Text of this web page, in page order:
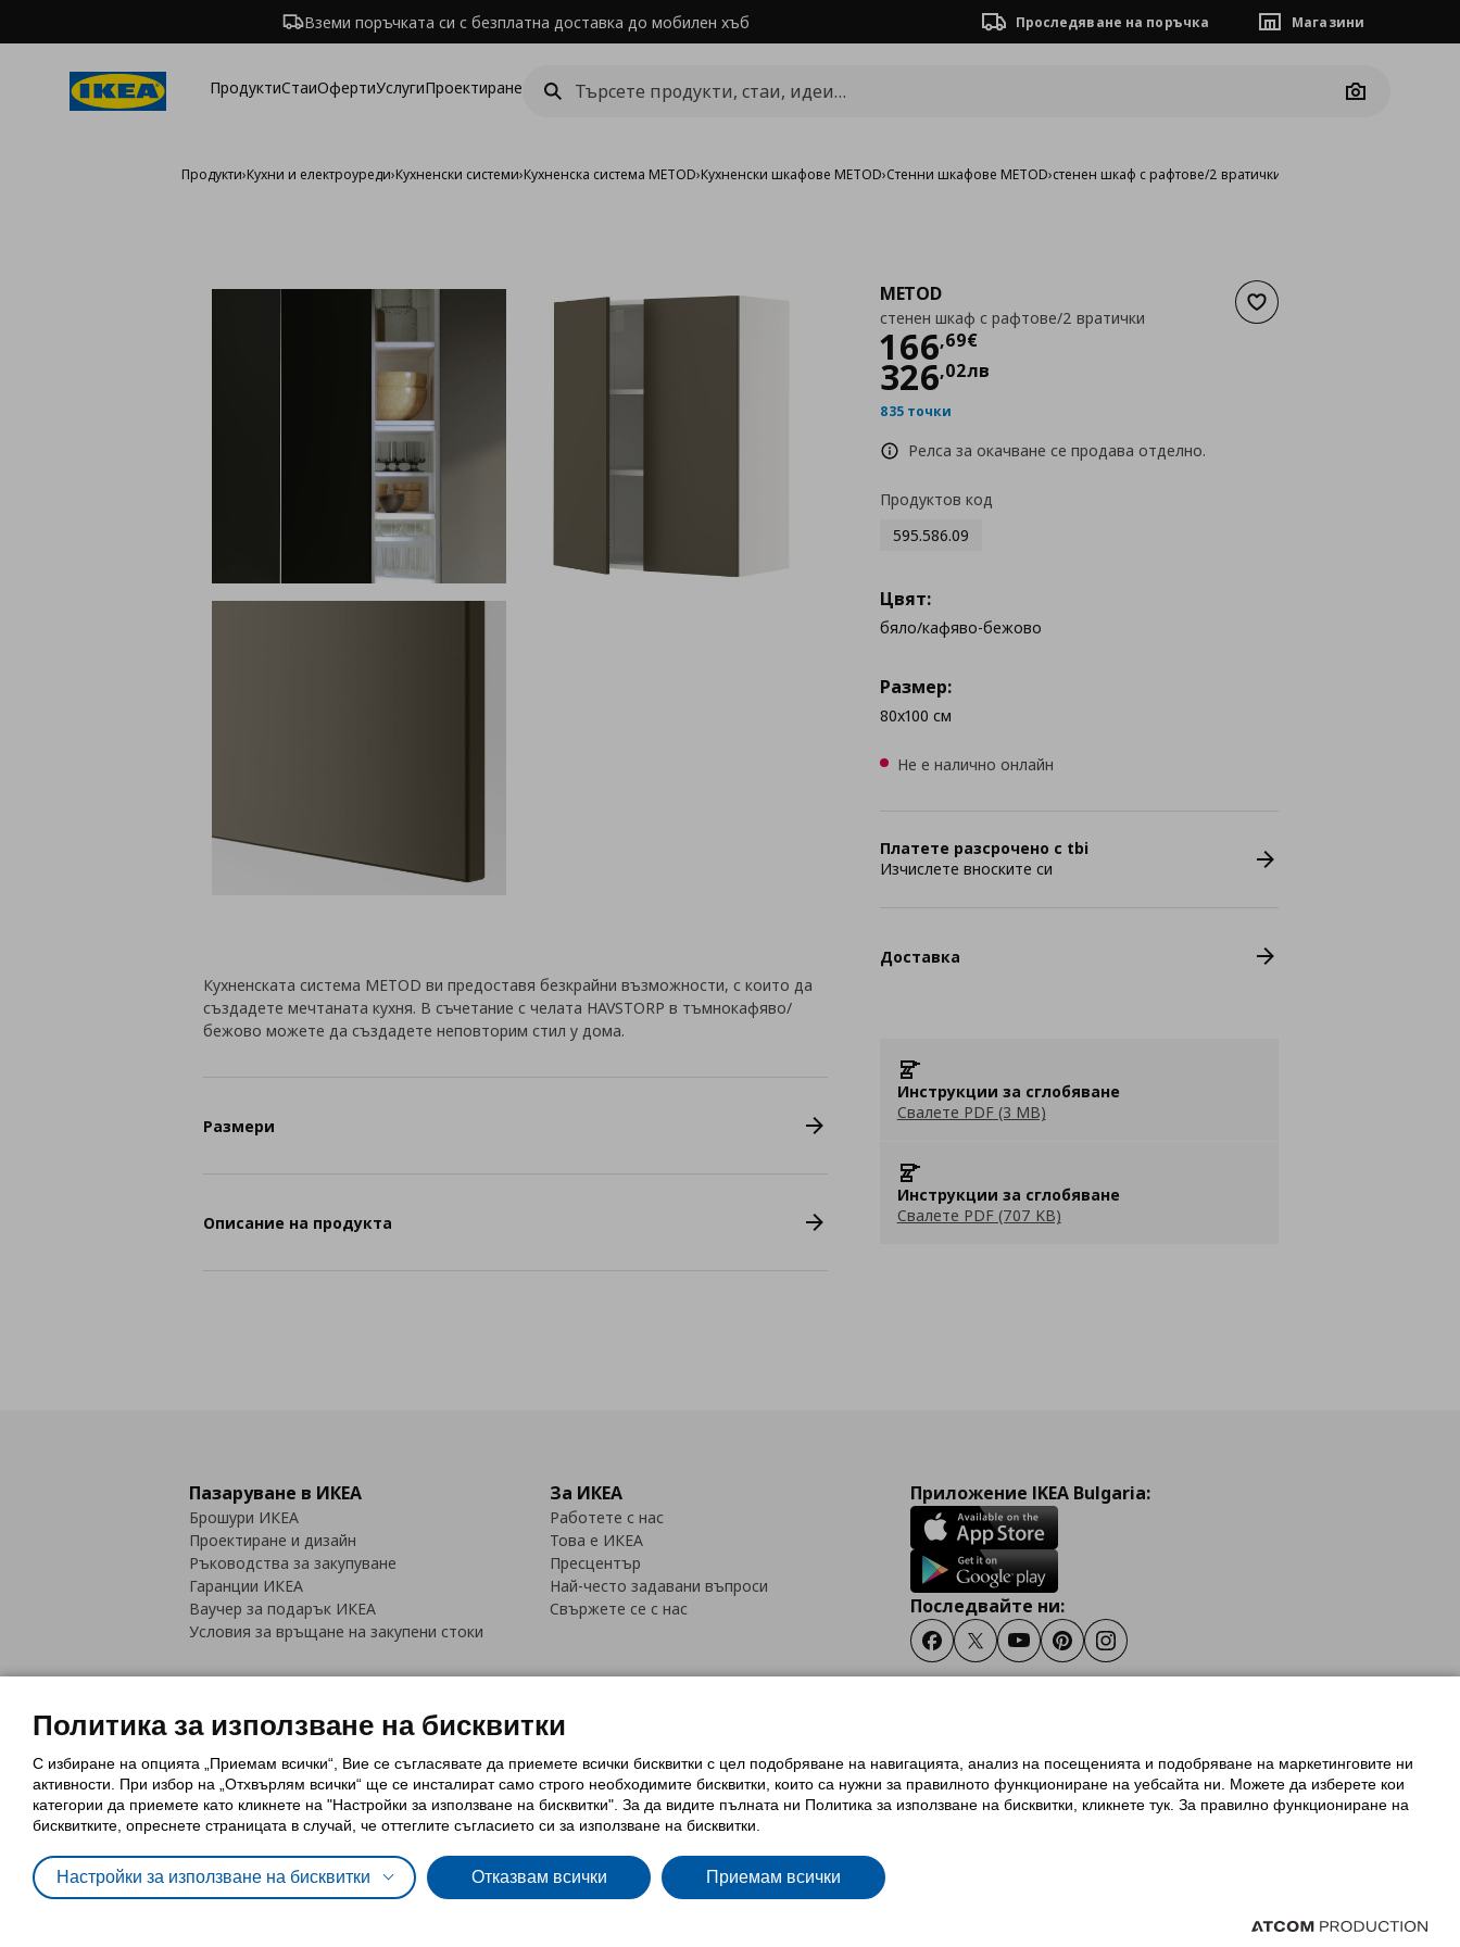
Вземи поръчката си с безплатна доставка до мобилен хъб Проследяване на поръчка Магазини
ПродуктиСтаиОфертиУслугиПроектиране
Camera
Продукти›Кухни и електроуреди›Кухненски системи›Кухненска система METOD›Кухненски шкафове METOD›Стенни шкафове METOD›стенен шкаф с рафтове/2 вратички
Добави към списъка с
METOD
стенен шкаф с рафтове/2 вратички
166,69€
Цена166,69 €
326,02лв
835 точки
Релса за окачване се продава отделно.
Продуктов код
595.586.09
Цвят:
бяло/кафяво-бежово
Размер:
80x100 см
Не е налично онлайн
Платете разсрочено с tbi
Изчислете вноските си
Доставка
Инструкции за сглобяване
Свалете PDF (3 MB)
Инструкции за сглобяване
Свалете PDF (707 KB)
Кухненската система METOD ви предоставя безкрайни възможности, с които да
създадете мечтаната кухня. В съчетание с челата HAVSTORP в тъмнокафяво/
бежово можете да създадете неповторим стил у дома.
Размери
Описание на продукта
Пазаруване в ИКЕА
Брошури ИКЕА
Проектиране и дизайн
Ръководства за закупуване
Гаранции ИКЕА
Ваучер за подарък ИКЕА
Условия за връщане на закупени стоки
За ИКЕА
Работете с нас
Това е ИКЕА
Пресцентър
Най-често задавани въпроси
Свържете се с нас
Приложение IKEA Bulgaria:
Последвайте ни:
FacebookTwitterYoutubePinterestInstagram
Политика за използване на бисквитки (Cookies)Избор на настройки за използване на бисквиткиУсловия за ползване на ikea.bg
Обща политика за личните данни
Политика за защита на личните данни на ikea.bg
Общи условия на програма IKEA Family
Политика за защита на лични данни на програма IKEA Family
Политика за използване на бисквитки
С избиране на опцията „Приемам всички“, Вие се съгласявате да приемете всички бисквитки с цел подобряване на навигацията, анализ на посещенията и подобряване на маркетинговите ни
активности. При избор на „Отхвърлям всички“ ще се инсталират само строго необходимитe бисквитки, които са нужни за правилното функциониране на уебсайта ни. Можете да изберете кои
категории да приемете като кликнете на "Настройки за използване на бисквитки". За да видите пълната ни Политика за използване на бисквитки, кликнете тук. За правилно функциониране на
бисквитките, опреснете страницата в случай, че оттеглите съгласието си за използване на бисквитки.
Настройки за използване на бисквитки Отказвам всички Приемам всички